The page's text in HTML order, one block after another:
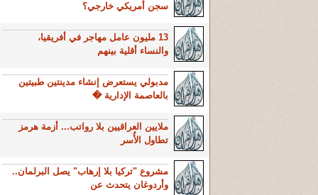
سجن أمريكي خارجي؟
13 مليون عامل مهاجر في أفريقيا،
والنساء أقلية بينهم
مدبولي يستعرض إنشاء مدينتين طبيتين
بالعاصمة الإدارية �
ملايين العراقيين بلا رواتب... أزمة هرمز
تطاول الأُسر
مشروع "تركيا بلا إرهاب" يصل البرلمان..
وأردوغان يتحدث عن